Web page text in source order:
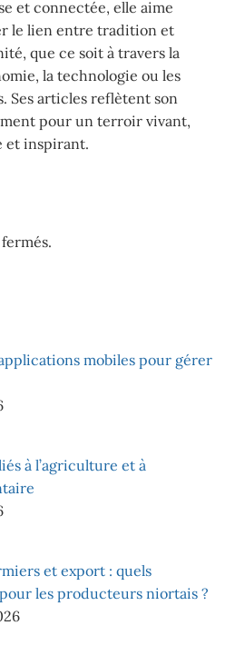
et connectée, elle aime
le lien entre tradition et
que ce soit à travers la
la technologie ou les
Ses articles reflètent son
pour un terroir vivant,
et inspirant.
applications mobiles pour gérer
à l’agriculture et à
et export : quels
les producteurs niortais ?